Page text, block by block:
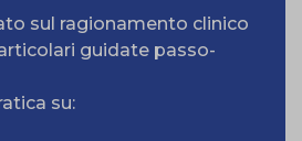
sul ragionamento clinico
guidate passo-
su: